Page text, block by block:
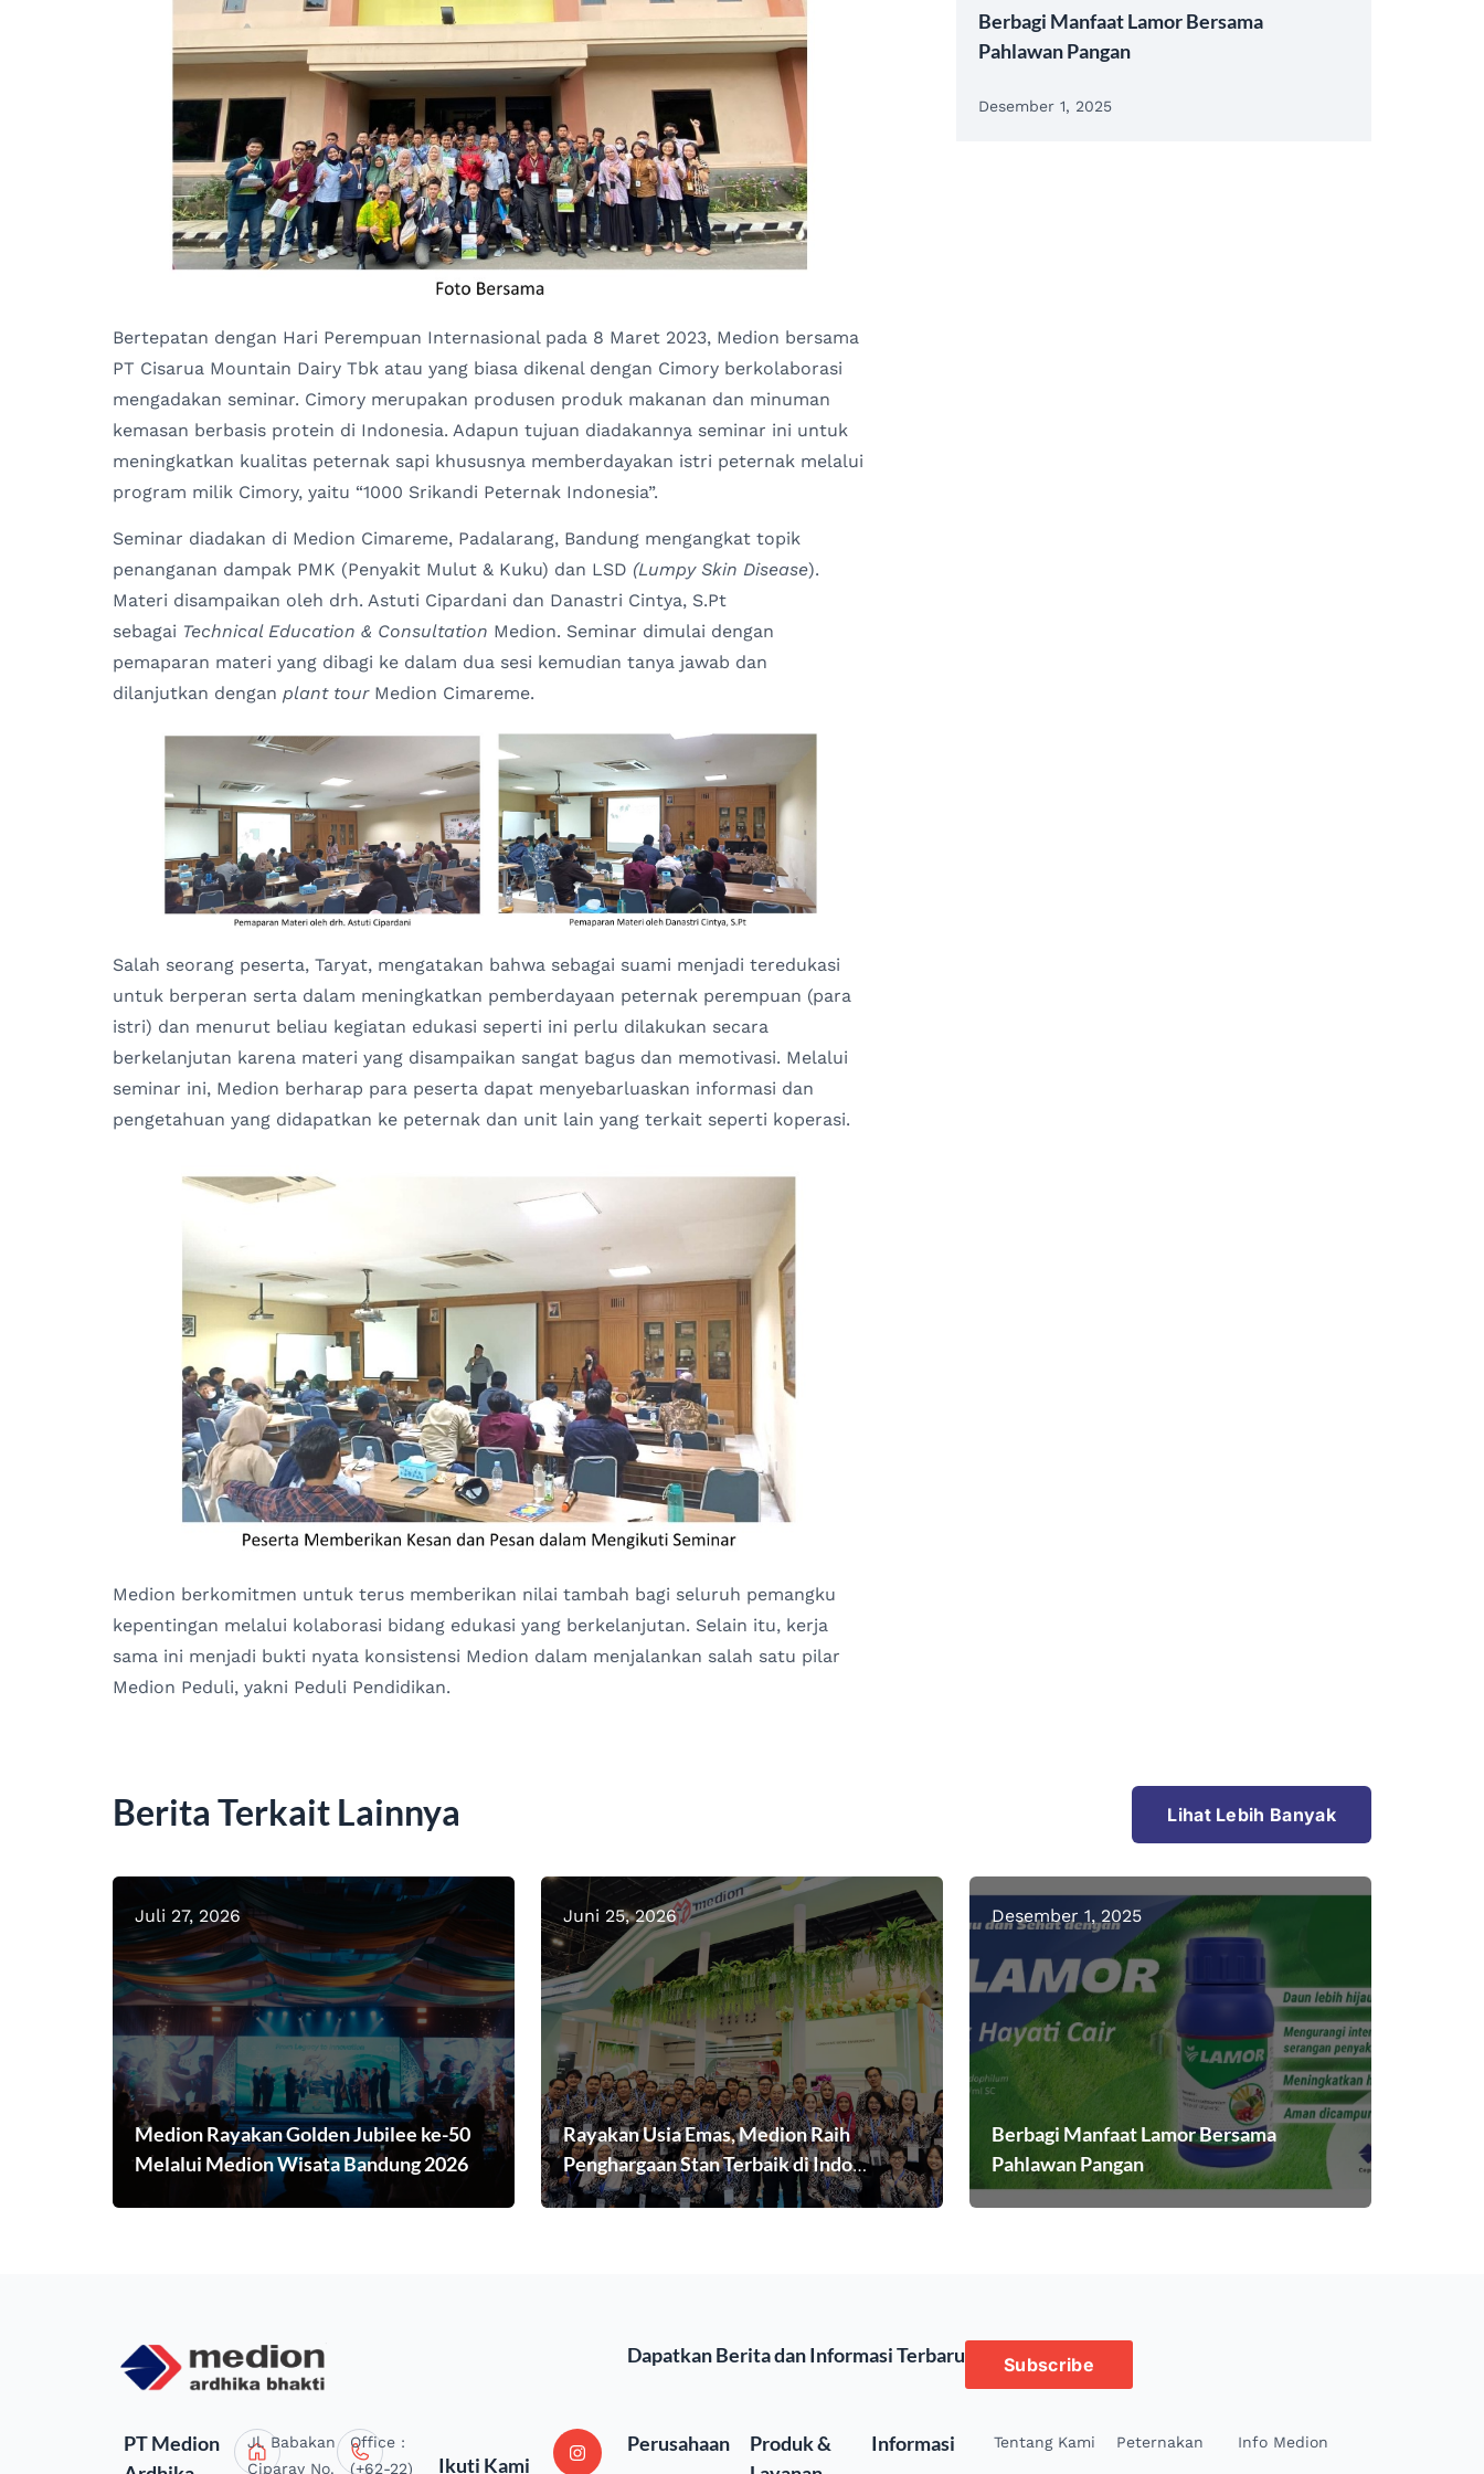
Bertepatan dengan Hari Perempuan Internasional pada 8 Maret 2023, Medion bersama
PT Cisarua Mountain Dairy Tbk atau yang biasa dikenal dengan Cimory berkolaborasi
mengadakan seminar. Cimory merupakan produsen produk makanan dan minuman
kemasan berbasis protein di Indonesia. Adapun tujuan diadakannya seminar ini untuk
meningkatkan kualitas peternak sapi khususnya memberdayakan istri peternak melalui
program milik Cimory, yaitu “1000 Srikandi Peternak Indonesia”.
Seminar diadakan di Medion Cimareme, Padalarang, Bandung mengangkat topik
penanganan dampak PMK (Penyakit Mulut & Kuku) dan LSD (Lumpy Skin Disease).
Materi disampaikan oleh drh. Astuti Cipardani dan Danastri Cintya, S.Pt
sebagai Technical Education & Consultation Medion. Seminar dimulai dengan
pemaparan materi yang dibagi ke dalam dua sesi kemudian tanya jawab dan
dilanjutkan dengan plant tour Medion Cimareme.
Salah seorang peserta, Taryat, mengatakan bahwa sebagai suami menjadi teredukasi
untuk berperan serta dalam meningkatkan pemberdayaan peternak perempuan (para
istri) dan menurut beliau kegiatan edukasi seperti ini perlu dilakukan secara
berkelanjutan karena materi yang disampaikan sangat bagus dan memotivasi. Melalui
seminar ini, Medion berharap para peserta dapat menyebarluaskan informasi dan
pengetahuan yang didapatkan ke peternak dan unit lain yang terkait seperti koperasi.
Medion berkomitmen untuk terus memberikan nilai tambah bagi seluruh pemangku
kepentingan melalui kolaborasi bidang edukasi yang berkelanjutan. Selain itu, kerja
sama ini menjadi bukti nyata konsistensi Medion dalam menjalankan salah satu pilar
Medion Peduli, yakni Peduli Pendidikan.
Berbagi Manfaat Lamor Bersama
Pahlawan Pangan
Desember 1, 2025
Berita Terkait Lainnya Lihat Lebih Banyak
Juli 27, 2026
Medion Rayakan Golden Jubilee ke-50
Melalui Medion Wisata Bandung 2026
Juni 25, 2026
Rayakan Usia Emas, Medion Raih
Penghargaan Stan Terbaik di Indo
Livestock 2026 Expo & Forum
Desember 1, 2025
Berbagi Manfaat Lamor Bersama
Pahlawan Pangan
Dapatkan Berita dan Informasi Terbaru Subscribe
PT Medion
Jl. Babakan
Ciparay No.
Office :
(+62-22)
Ikuti Kami
Perusahaan
Produk &
Informasi Tentang Kami Peternakan Info Medion